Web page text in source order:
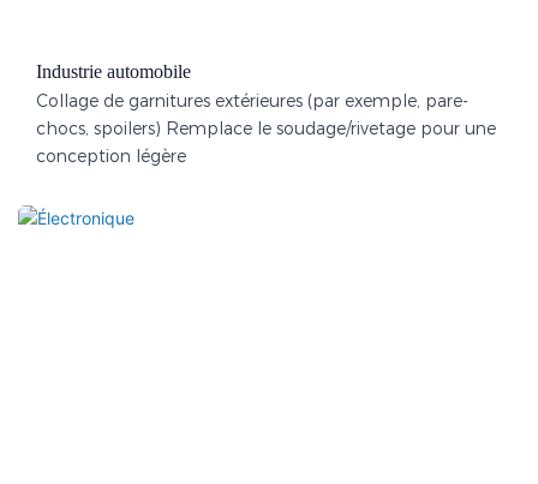
Industrie automobile
Collage de garnitures extérieures (par exemple, pare-
chocs, spoilers) Remplace le soudage/rivetage pour une
conception légère